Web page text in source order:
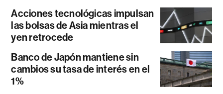
Acciones tecnológicas impulsan
las bolsas de Asia mientras el
yen retrocede
Banco de Japón mantiene sin
cambios su tasa de interés en el
1%